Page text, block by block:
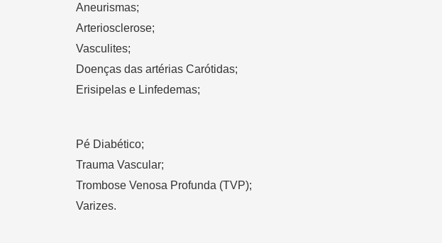
Aneurismas;
Arteriosclerose;
Vasculites;
Doenças das artérias Carótidas;
Erisipelas e Linfedemas;
Pé Diabético;
Trauma Vascular;
Trombose Venosa Profunda (TVP);
Varizes.